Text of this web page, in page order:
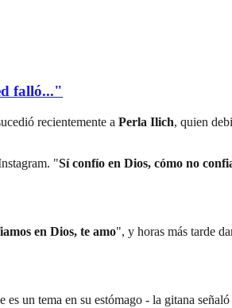
falló..."
recientemente a Perla Ilich, quien
"Sí confío en Dios, cómo no
en Dios, te amo", y horas más tarde
un tema en su estómago - la gitana